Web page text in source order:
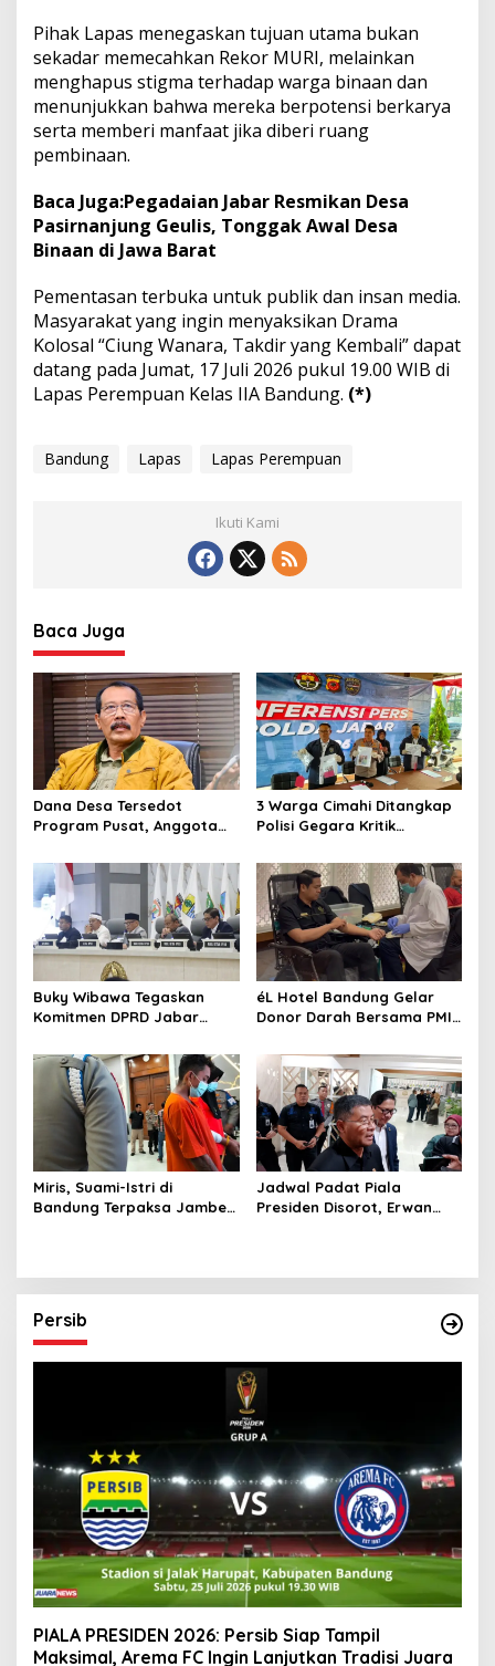
Pihak Lapas menegaskan tujuan utama bukan
sekadar memecahkan Rekor MURI, melainkan
menghapus stigma terhadap warga binaan dan
menunjukkan bahwa mereka berpotensi berkarya
serta memberi manfaat jika diberi ruang
pembinaan.
Baca Juga:Pegadaian Jabar Resmikan Desa
Pasirnanjung Geulis, Tonggak Awal Desa
Binaan di Jawa Barat
Pementasan terbuka untuk publik dan insan media.
Masyarakat yang ingin menyaksikan Drama
Kolosal “Ciung Wanara, Takdir yang Kembali” dapat
datang pada Jumat, 17 Juli 2026 pukul 19.00 WIB di
Lapas Perempuan Kelas IIA Bandung. (*)
Bandung Lapas Lapas Perempuan
Ikuti Kami
Baca Juga
Dana Desa Tersedot
Program Pusat, Anggota
Pemprov Realisasikan
‘Desa Diurus Kota Ditata’
3 Warga Cimahi Ditangkap
Polisi Gegara Kritik
via Medsos
Buky Wibawa Tegaskan
Komitmen DPRD Jabar
Berkualitas
éL Hotel Bandung Gelar
Donor Darah Bersama PMI,
Kesehatan Gratis dan
Beragam Manfaat bagi
Peserta
Miris, Suami-Istri di
Bandung Terpaksa Jambet
Jadwal Padat Piala
Presiden Disorot, Erwan
Persib
PIALA PRESIDEN 2026: Persib Siap Tampil
Maksimal, Arema FC Ingin Lanjutkan Tradisi Juara